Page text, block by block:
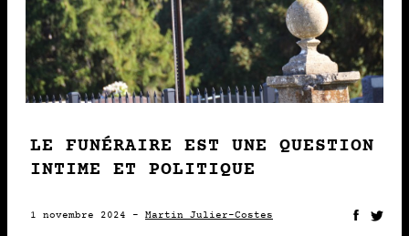
23-11
L’ÉNERGIE SOLAIRE
CONCENTRÉE AU SERVICE
DÉCARBONÉ ?
Martin Julier-Costes
2024 • PUBLICATION
LE FUNÉRAIRE EST UNE QUESTION
INTIME ET POLITIQUE
1 novembre 2024 - Martin Julier-Costes